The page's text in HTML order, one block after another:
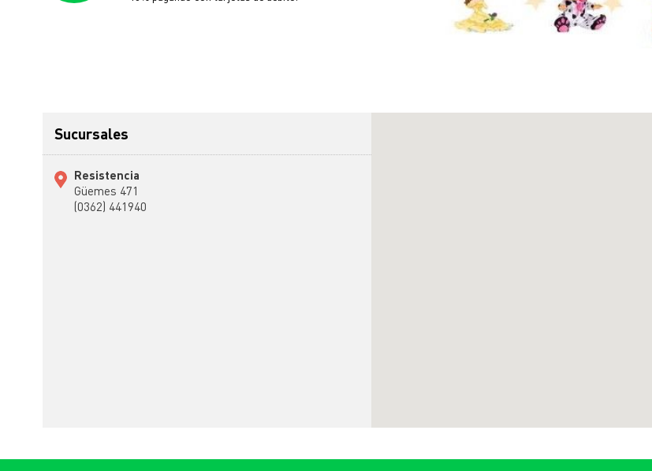
Sucursales
Resistencia
Güemes 471
(0362) 441940